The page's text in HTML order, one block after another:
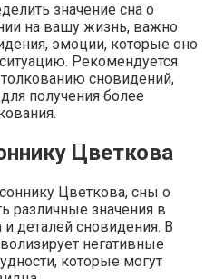
значение сна о
на вашу жизнь, важно
эмоции, которые оно
Рекомендуется
сновидений,
получения более
Цветкова
Цветкова, сны о
различные значения в
и деталей сновидения. В
негативные
которые могут